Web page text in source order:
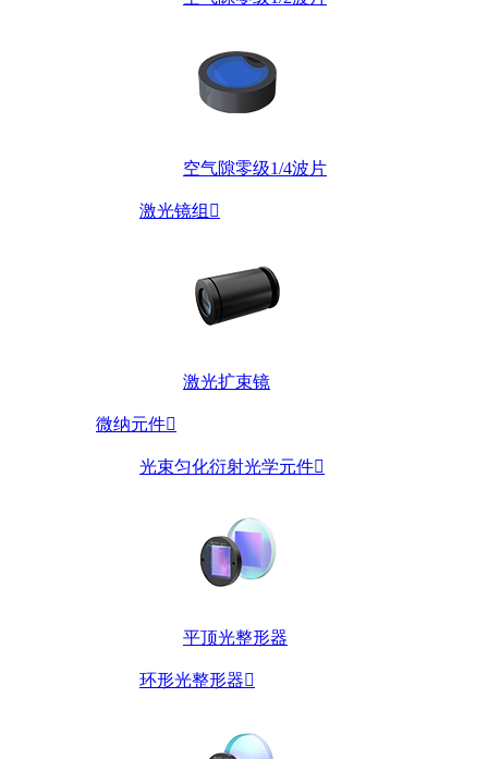
空气隙零级1/4波片
激光镜组 
激光扩束镜
微纳元件
光束匀化衍射光学元件
平顶光整形器
环形光整形器